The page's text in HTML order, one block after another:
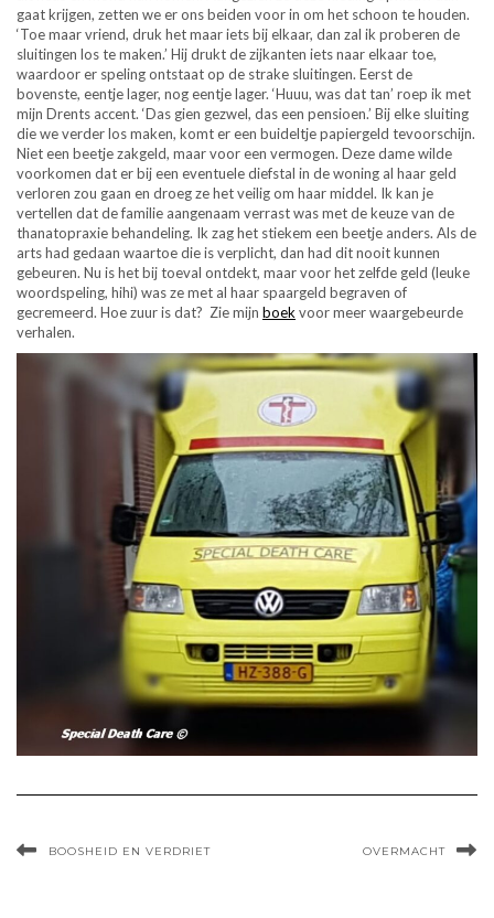
gaat krijgen, zetten we er ons beiden voor in om het schoon te houden.
‘Toe maar vriend, druk het maar iets bij elkaar, dan zal ik proberen de
sluitingen los te maken.’ Hij drukt de zijkanten iets naar elkaar toe,
waardoor er speling ontstaat op de strake sluitingen. Eerst de
bovenste, eentje lager, nog eentje lager. ‘Huuu, was dat tan’ roep ik met
mijn Drents accent. ‘Das gien gezwel, das een pensioen.’ Bij elke sluiting
die we verder los maken, komt er een buideltje papiergeld tevoorschijn.
Niet een beetje zakgeld, maar voor een vermogen. Deze dame wilde
voorkomen dat er bij een eventuele diefstal in de woning al haar geld
verloren zou gaan en droeg ze het veilig om haar middel. Ik kan je
vertellen dat de familie aangenaam verrast was met de keuze van de
thanatopraxie behandeling. Ik zag het stiekem een beetje anders. Als de
arts had gedaan waartoe die is verplicht, dan had dit nooit kunnen
gebeuren. Nu is het bij toeval ontdekt, maar voor het zelfde geld (leuke
woordspeling, hihi) was ze met al haar spaargeld begraven of
gecremeerd. Hoe zuur is dat? Zie mijn boek voor meer waargebeurde
verhalen.
BOOSHEID EN VERDRIET OVERMACHT